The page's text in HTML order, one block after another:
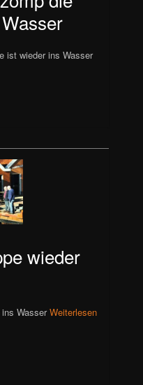
ist wieder ins Wasser
wieder
ins WasserWeiterlesen